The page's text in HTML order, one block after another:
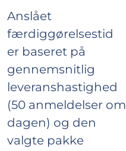
Anslået
færdiggørelsestid
er baseret på
gennemsnitlig
leveranshastighed
(50 anmeldelser om
dagen) og den
valgte pakke